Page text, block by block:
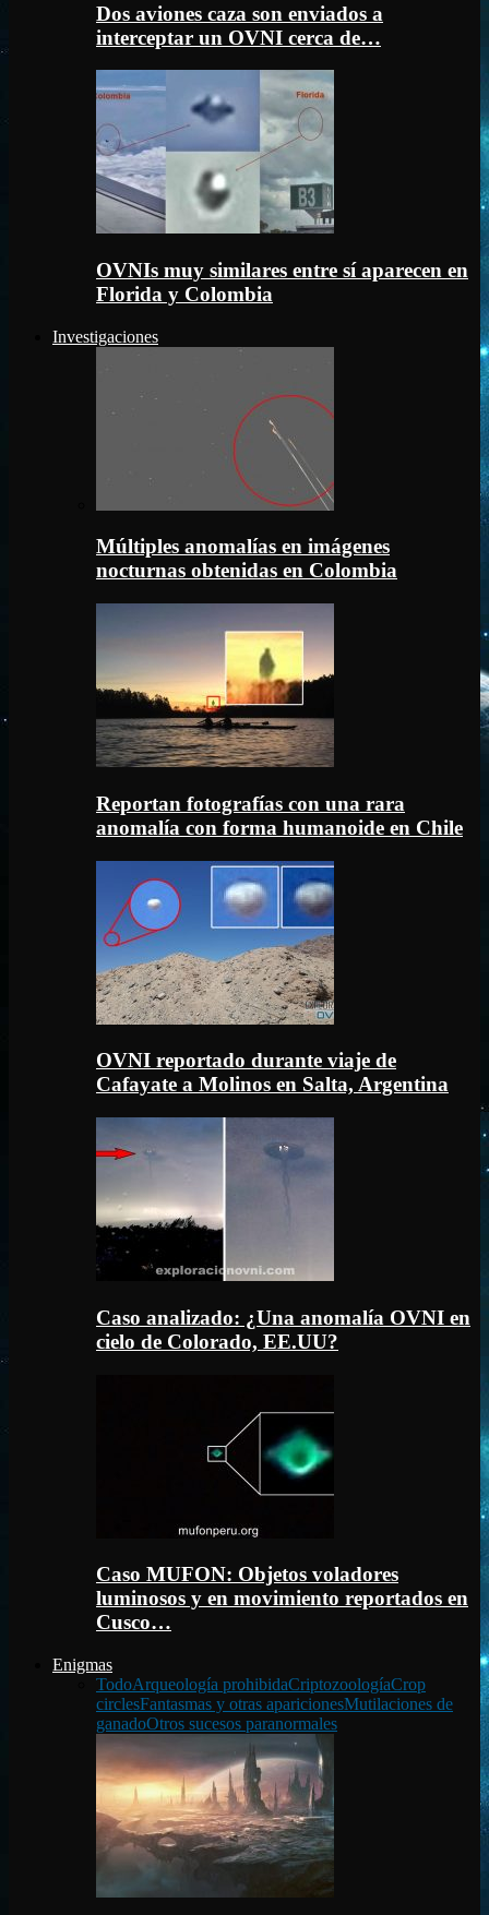
Dos aviones caza son enviados a
interceptar un OVNI cerca de…
OVNIs muy similares entre sí aparecen en
Florida y Colombia
Investigaciones
Múltiples anomalías en imágenes
nocturnas obtenidas en Colombia
Reportan fotografías con una rara
anomalía con forma humanoide en Chile
OVNI reportado durante viaje de
Cafayate a Molinos en Salta, Argentina
Caso analizado: ¿Una anomalía OVNI en
cielo de Colorado, EE.UU?
Caso MUFON: Objetos voladores
luminosos y en movimiento reportados en
Cusco…
Enigmas
TodoArqueología prohibidaCriptozoologíaCrop
circlesFantasmas y otras aparicionesMutilaciones de
ganadoOtros sucesos paranormales